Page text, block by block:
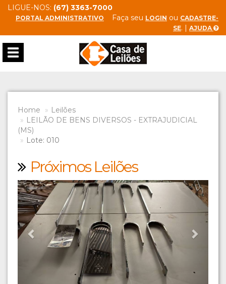
LIGUE-NOS: (67) 3363-7000
PORTAL ADMINISTRATIVO Faça seu LOGIN ou CADASTRE-
SE. | AJUDA
Toggle
navigation
Home
Leilões
LEILÃO DE BENS DIVERSOS - EXTRAJUDICIAL
(MS)
Lote: 010
Próximos Leilões
Previous Next